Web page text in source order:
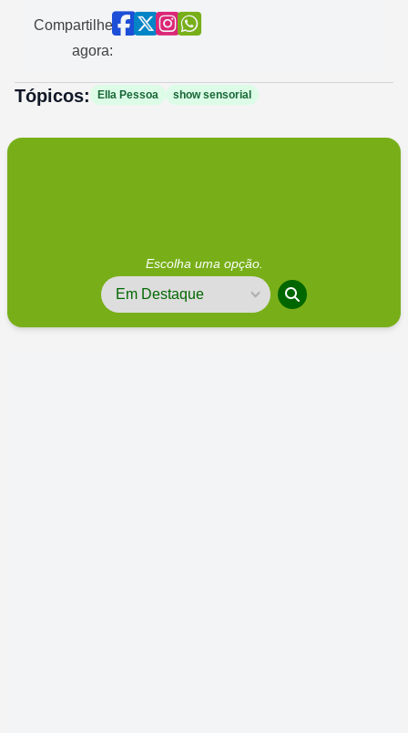
Compartilhe
agora:
Tópicos: Ella Pessoa show sensorial
Escolha uma opção.